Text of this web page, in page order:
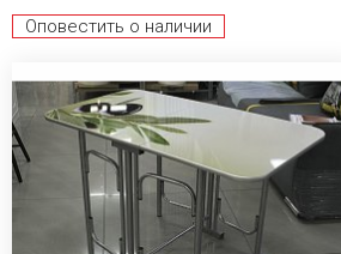
Оповестить о наличии